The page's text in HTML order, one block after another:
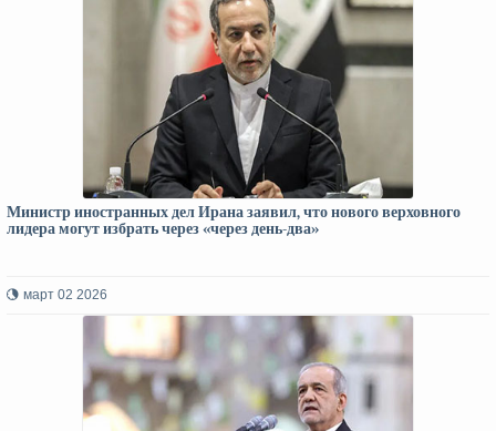
Министр иностранных дел Ирана заявил, что нового верховного
лидера могут избрать через «через день-два»
март 02 2026